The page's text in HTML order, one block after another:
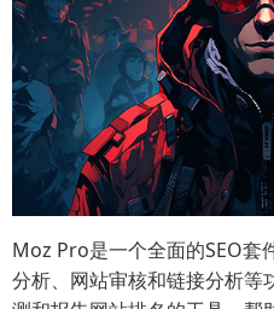
Moz Pro是一个全面的SEO套
分析、网站审核和链接分析等